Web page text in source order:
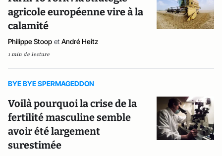
agricole européenne vire à la
calamité
Philippe Stoop et André Heitz
1 min de lecture
BYE BYE SPERMAGEDDON
Voilà pourquoi la crise de la
fertilité masculine semble
avoir été largement
surestimée